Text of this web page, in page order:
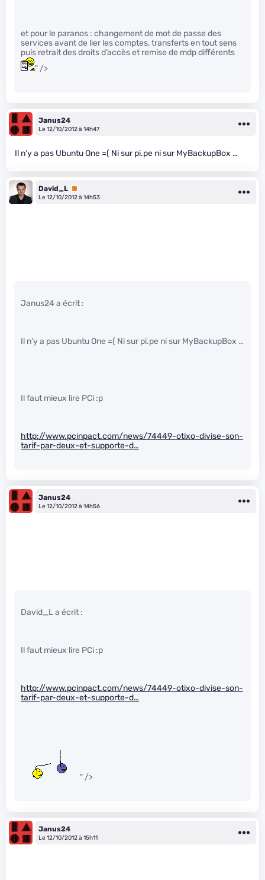
et pour le paranos : changement de mot de passe des
services avant de lier les comptes, transferts en tout sens
puis retrait des droits d’accès et remise de mdp différents
" />
Janus24
Le 12/10/2012 à 14h47
Il n’y a pas Ubuntu One =( Ni sur pi.pe ni sur MyBackupBox …
David_L Premium
Le 12/10/2012 à 14h53
Janus24 a écrit :
Il n’y a pas Ubuntu One =( Ni sur pi.pe ni sur MyBackupBox …
Il faut mieux lire PCi :p
http://www.pcinpact.com/news/74449-otixo-divise-son-
tarif-par-deux-et-supporte-d…
Janus24
Le 12/10/2012 à 14h56
David_L a écrit :
Il faut mieux lire PCi :p
http://www.pcinpact.com/news/74449-otixo-divise-son-
tarif-par-deux-et-supporte-d…
" />
Janus24
Le 12/10/2012 à 15h11